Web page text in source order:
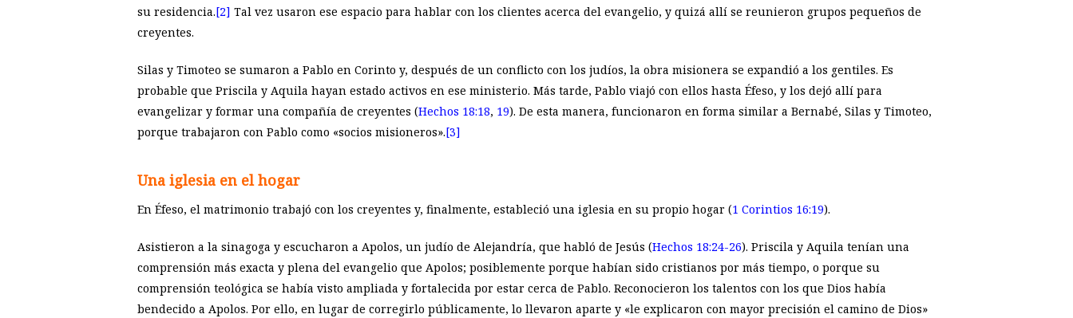
su residencia.[2] Tal vez usaron ese espacio para hablar con los clientes acerca del evangelio, y quizá allí se reunieron grupos pequeños de
creyentes.
Silas y Timoteo se sumaron a Pablo en Corinto y, después de un conflicto con los judíos, la obra misionera se expandió a los gentiles. Es
probable que Priscila y Aquila hayan estado activos en ese ministerio. Más tarde, Pablo viajó con ellos hasta Éfeso, y los dejó allí para
evangelizar y formar una compañía de creyentes (Hechos 18:18, 19). De esta manera, funcionaron en forma similar a Bernabé, Silas y Timoteo,
porque trabajaron con Pablo como «socios misioneros».[3]
Una iglesia en el hogar
En Éfeso, el matrimonio trabajó con los creyentes y, finalmente, estableció una iglesia en su propio hogar (1 Corintios 16:19).
Asistieron a la sinagoga y escucharon a Apolos, un judío de Alejandría, que habló de Jesús (Hechos 18:24-26). Priscila y Aquila tenían una
comprensión más exacta y plena del evangelio que Apolos; posiblemente porque habían sido cristianos por más tiempo, o porque su
comprensión teológica se había visto ampliada y fortalecida por estar cerca de Pablo. Reconocieron los talentos con los que Dios había
bendecido a Apolos. Por ello, en lugar de corregirlo públicamente, lo llevaron aparte y «le explicaron con mayor precisión el camino de Dios»